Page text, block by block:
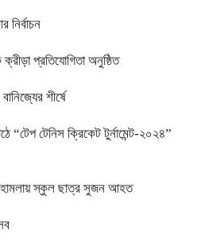
নির্বাচন
প্রতিযোগিতা অনুষ্ঠিত
শীর্ষে
“টেপ টেনিস ক্রিকেট টুর্নামেন্ট-২০২৪”
হামলায় স্কুল ছাত্র সুজন আহত